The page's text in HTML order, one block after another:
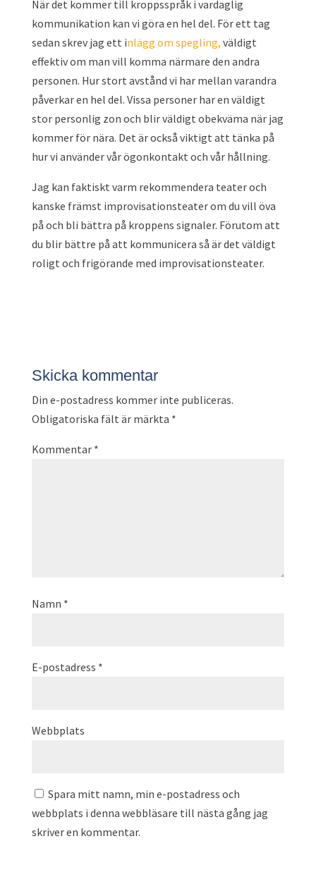
När det kommer till kroppsspråk i vardaglig
kommunikation kan vi göra en hel del. För ett tag
sedan skrev jag ett inlägg om spegling, väldigt
effektiv om man vill komma närmare den andra
personen. Hur stort avstånd vi har mellan varandra
påverkar en hel del. Vissa personer har en väldigt
stor personlig zon och blir väldigt obekväma när jag
kommer för nära. Det är också viktigt att tänka på
hur vi använder vår ögonkontakt och vår hållning.
Jag kan faktiskt varm rekommendera teater och
kanske främst improvisationsteater om du vill öva
på och bli bättra på kroppens signaler. Förutom att
du blir bättre på att kommunicera så är det väldigt
roligt och frigörande med improvisationsteater.
Skicka kommentar
Din e-postadress kommer inte publiceras.
Obligatoriska fält är märkta *
Kommentar *
Namn *
E-postadress *
Webbplats
Spara mitt namn, min e-postadress och
webbplats i denna webbläsare till nästa gång jag
skriver en kommentar.